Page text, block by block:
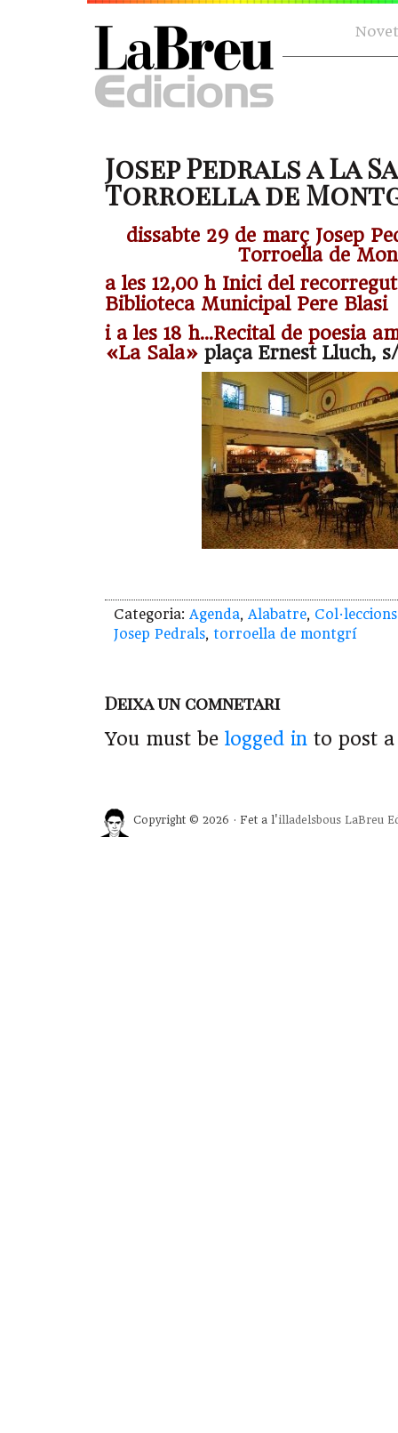
Josep Pedrals a La
Torroella de
dissabte 29 de març Josep
Torroella de
a les 12,00 h Inici del
Biblioteca Municipal Pere Blasi
i a les 18 h…Recital de poesia
«La Sala» plaça Ernest Lluch,
Categoria: Agenda, Alabatre, Col·leccions
Josep Pedrals, torroella de montgrí
Deixa un comnetari
You must be logged in to post
Copyright © 2026 · Fet a l'illadelsbous LaBreu